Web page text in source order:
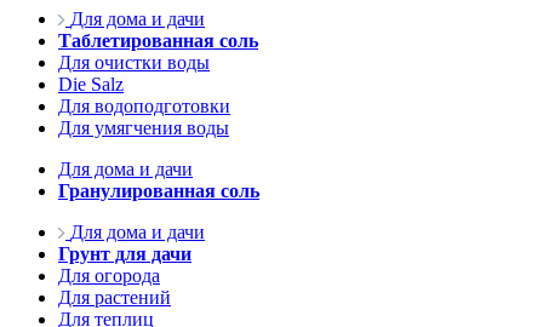
Для дома и дачи
Таблетированная соль
Для очистки воды
Die Salz
Для водоподготовки
Для умягчения воды
Для дома и дачи
Гранулированная соль
Для дома и дачи
Грунт для дачи
Для огорода
Для растений
Для теплиц